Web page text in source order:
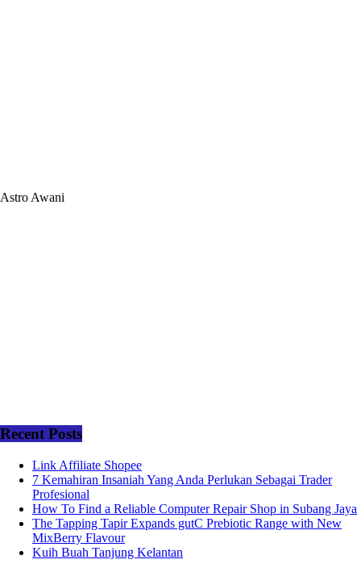
Astro Awani
Recent Posts
Link Affiliate Shopee
7 Kemahiran Insaniah Yang Anda Perlukan Sebagai Trader
Profesional
How To Find a Reliable Computer Repair Shop in Subang Jaya
The Tapping Tapir Expands gutC Prebiotic Range with New
MixBerry Flavour
Kuih Buah Tanjung Kelantan